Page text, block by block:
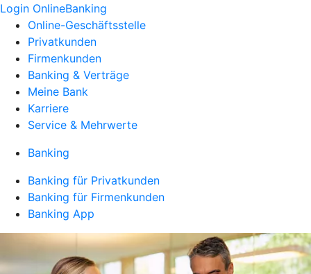
Login OnlineBanking
Online-Geschäftsstelle
Privatkunden
Firmenkunden
Banking & Verträge
Meine Bank
Karriere
Service & Mehrwerte
Banking
Banking für Privatkunden
Banking für Firmenkunden
Banking App